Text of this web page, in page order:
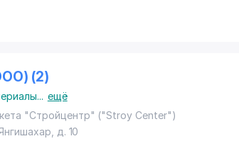
(2)
... ещё
"Стройцентр" ("Stroy Center")
, д. 10